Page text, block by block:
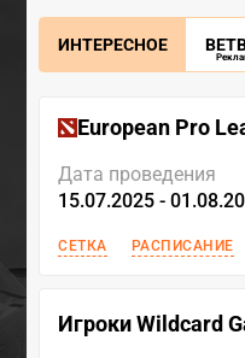
ИНТЕРЕСНОЕ
European Pro
Дата проведения
15.07.2025 -
СЕТКА РАСПИСАНИЕ
Игроки Wildcard